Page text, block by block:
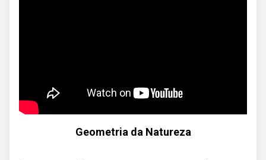
Geometria da Natureza